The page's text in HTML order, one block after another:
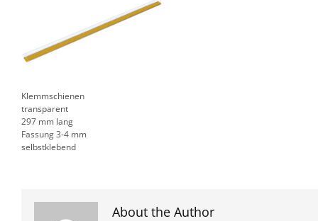
Klemmschienen
transparent
297 mm lang
Fassung 3-4 mm
selbstklebend
About the Author